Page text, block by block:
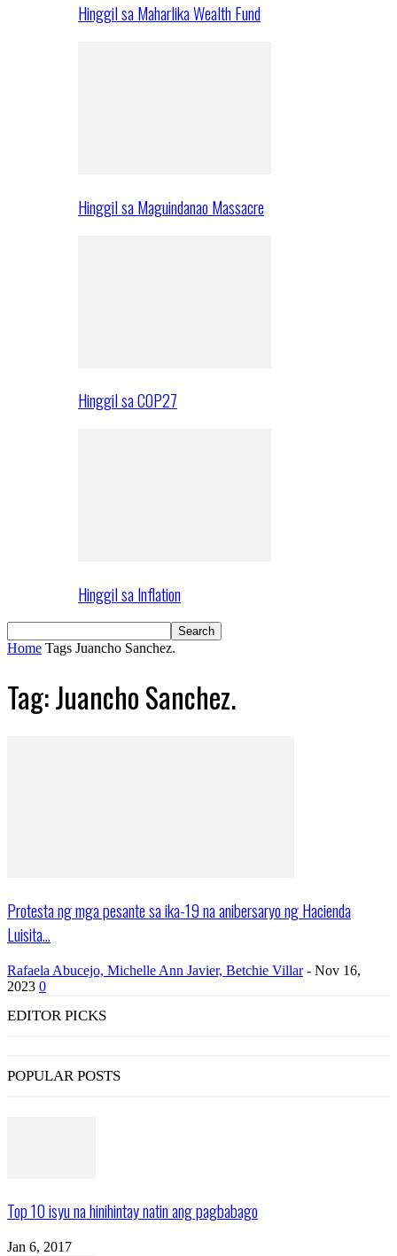
Hinggil sa Maharlika Wealth Fund
Hinggil sa Maguindanao Massacre
Hinggil sa COP27
Hinggil sa Inflation
Home Tags Juancho Sanchez.
Tag: Juancho Sanchez.
Protesta ng mga pesante sa ika-19 na anibersaryo ng Hacienda
Luisita...
Rafaela Abucejo, Michelle Ann Javier, Betchie Villar - Nov 16,
2023 0
EDITOR PICKS
POPULAR POSTS
Top 10 isyu na hinihintay natin ang pagbabago
Jan 6, 2017